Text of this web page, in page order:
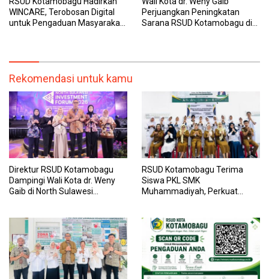
WINCARE, Terobosan Digital
untuk Pengaduan Masyarakat
Perjuangkan Peningkatan
Sarana RSUD Kotamobagu di
Rekomendasi untuk kamu
Direktur RSUD Kotamobagu
Dampingi Wali Kota dr. Weny
Gaib di North Sulawesi
RSUD Kotamobagu Terima
Siswa PKL SMK
Muhammadiyah, Perkuat